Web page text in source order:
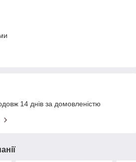
14 днів за домовленістю